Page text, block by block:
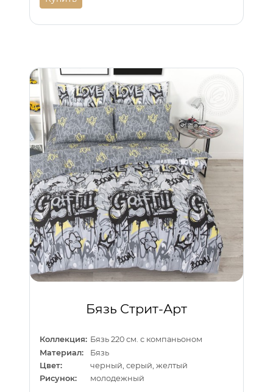
Бязь Стрит-Арт
Коллекция: Бязь 220 см. с компаньоном
Материал:
Бязь
Цвет:
черный, серый, желтый
Рисунок:
молодежный